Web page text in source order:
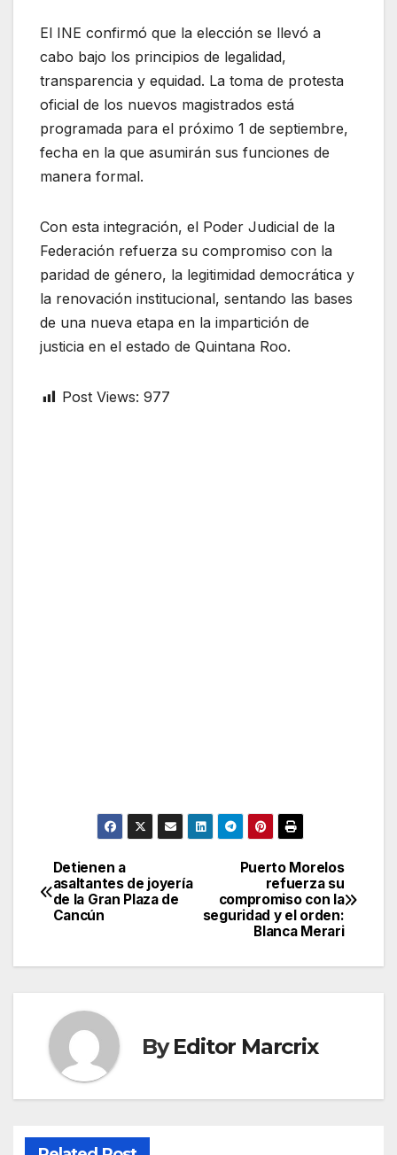
El INE confirmó que la elección se llevó a
cabo bajo los principios de legalidad,
transparencia y equidad. La toma de protesta
oficial de los nuevos magistrados está
programada para el próximo 1 de septiembre,
fecha en la que asumirán sus funciones de
manera formal.
Con esta integración, el Poder Judicial de la
Federación refuerza su compromiso con la
paridad de género, la legitimidad democrática y
la renovación institucional, sentando las bases
de una nueva etapa en la impartición de
justicia en el estado de Quintana Roo.
Post Views: 977
Post
navigation
Puerto Morelos
refuerza su
compromiso con la
seguridad y el orden:
Blanca Merari
Detienen a
asaltantes de joyería
de la Gran Plaza de
Cancún
ByEditor Marcrix